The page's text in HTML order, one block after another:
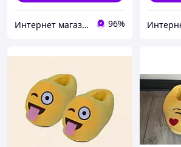
Интернет магазин shoppingpro.com.ua 96%